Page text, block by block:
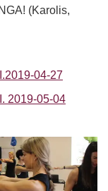
(Karolis,
04-27
2019-05-04